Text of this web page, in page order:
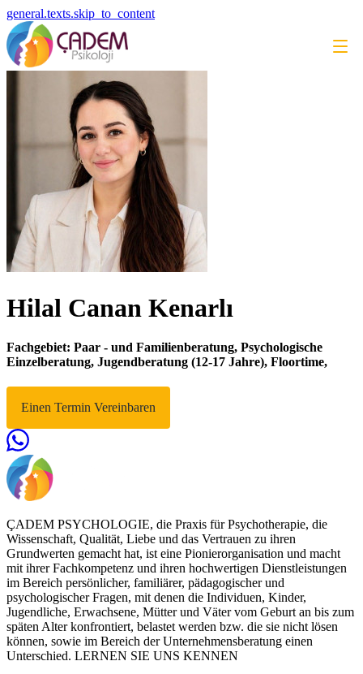
general.texts.skip_to_content
Hilal Canan Kenarlı
Fachgebiet: Paar - und Familienberatung, Psychologische
Einzelberatung, Jugendberatung (12-17 Jahre), Floortime,
Einen Termin Vereinbaren
ÇADEM PSYCHOLOGIE, die Praxis für Psychotherapie, die
Wissenschaft, Qualität, Liebe und das Vertrauen zu ihren
Grundwerten gemacht hat, ist eine Pionierorganisation und macht
mit ihrer Fachkompetenz und ihren hochwertigen Dienstleistungen
im Bereich persönlicher, familiärer, pädagogischer und
psychologischer Fragen, mit denen die Individuen, Kinder,
Jugendliche, Erwachsene, Mütter und Väter vom Geburt an bis zum
späten Alter konfrontiert, belastet werden bzw. die sie nicht lösen
können, sowie im Bereich der Unternehmensberatung einen
Unterschied. LERNEN SIE UNS KENNEN